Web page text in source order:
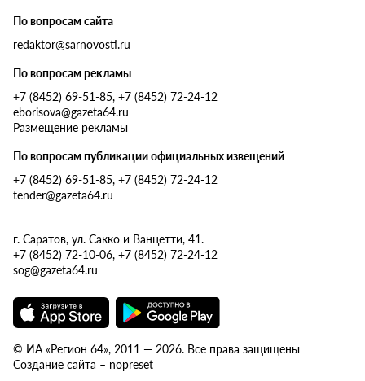
По вопросам сайта
redaktor@sarnovosti.ru
По вопросам рекламы
+7 (8452) 69-51-85, +7 (8452) 72-24-12
eborisova@gazeta64.ru
Размещение рекламы
По вопросам публикации официальных извещений
+7 (8452) 69-51-85, +7 (8452) 72-24-12
tender@gazeta64.ru
г. Саратов, ул. Сакко и Ванцетти, 41.
+7 (8452) 72-10-06, +7 (8452) 72-24-12
sog@gazeta64.ru
© ИА «Регион 64», 2011 — 2026. Все права защищены
Создание сайта – nopreset